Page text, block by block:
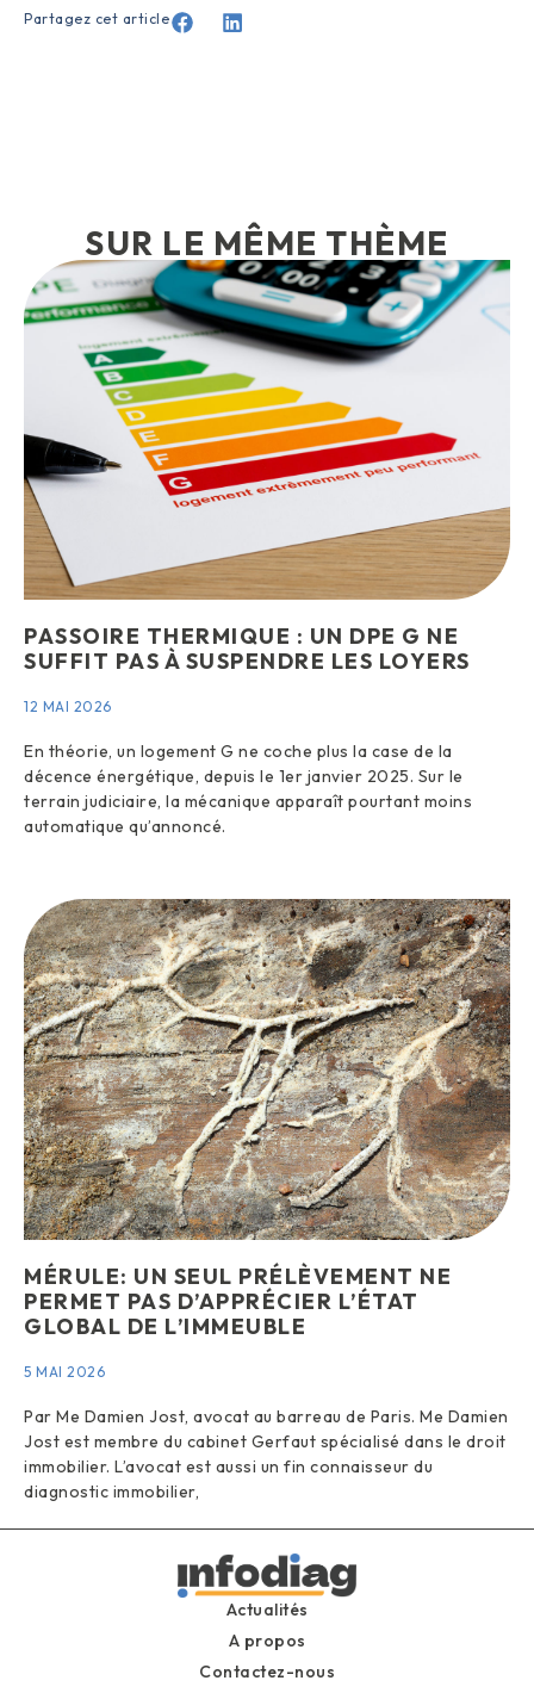
Partagez cet article
SUR LE MÊME THÈME
PASSOIRE THERMIQUE : UN DPE G NE
SUFFIT PAS À SUSPENDRE LES LOYERS
12 MAI 2026
En théorie, un logement G ne coche plus la case de la
décence énergétique, depuis le 1er janvier 2025. Sur le
terrain judiciaire, la mécanique apparaît pourtant moins
automatique qu’annoncé.
MÉRULE: UN SEUL PRÉLÈVEMENT NE
PERMET PAS D’APPRÉCIER L’ÉTAT
GLOBAL DE L’IMMEUBLE
5 MAI 2026
Par Me Damien Jost, avocat au barreau de Paris. Me Damien
Jost est membre du cabinet Gerfaut spécialisé dans le droit
immobilier. L’avocat est aussi un fin connaisseur du
diagnostic immobilier,
Actualités
A propos
Contactez-nous